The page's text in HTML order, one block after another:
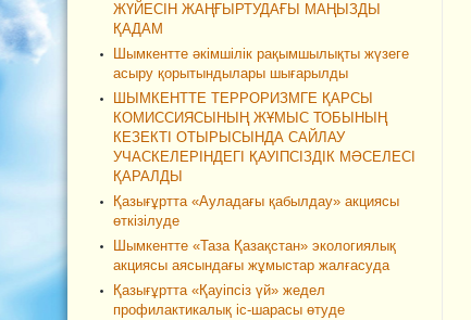
ЖҮЙЕСІН ЖАҢҒЫРТУДАҒЫ МАҢЫЗДЫ
ҚАДАМ
Шымкентте әкімшілік рақымшылықты жүзеге
асыру қорытындылары шығарылды
ШЫМКЕНТТЕ ТЕРРОРИЗМГЕ ҚАРСЫ
КОМИССИЯСЫНЫҢ ЖҰМЫС ТОБЫНЫҢ
КЕЗЕКТІ ОТЫРЫСЫНДА САЙЛАУ
УЧАСКЕЛЕРІНДЕГІ ҚАУІПСІЗДІК МӘСЕЛЕСІ
ҚАРАЛДЫ
Қазығұртта «Ауладағы қабылдау» акциясы
өткізілуде
Шымкентте «Таза Қазақстан» экологиялық
акциясы аясындағы жұмыстар жалғасуда
Қазығұртта «Қауіпсіз үй» жедел
профилактикалық іс-шарасы өтуде